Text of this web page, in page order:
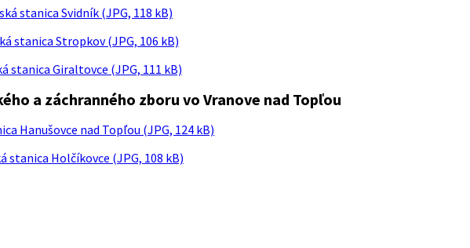
stanica Svidník (JPG, 118 kB)
stanica Stropkov (JPG, 106 kB)
stanica Giraltovce (JPG, 111 kB)
a záchranného zboru vo Vranove nad Topľou
Hanušovce nad Topľou (JPG, 124 kB)
stanica Holčíkovce (JPG, 108 kB)